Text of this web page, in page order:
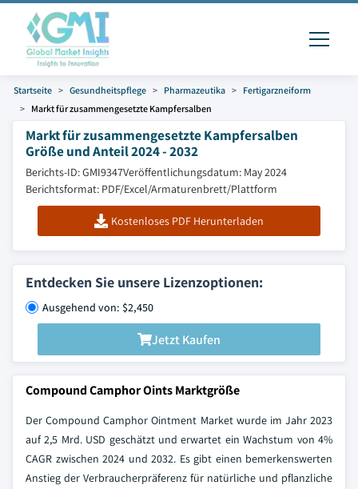
Startseite Gesundheitspflege Pharmazeutika
Fertigarzneiform
Markt für zusammengesetzte Kampfersalben
Markt für zusammengesetzte Kampfersalben
Größe und Anteil 2024 - 2032
Berichts-ID: GMI9347Veröffentlichungsdatum: May 2024
Berichtsformat: PDF/Excel/Armaturenbrett/Plattform
Kostenloses PDF Herunterladen
Entdecken Sie unsere Lizenzoptionen:
Ausgehend von: $2,450
Jetzt Kaufen
Compound Camphor Oints Marktgröße
Der Compound Camphor Ointment Market wurde im Jahr 2023
auf 2,5 Mrd. USD geschätzt und erwartet ein Wachstum von 4%
CAGR zwischen 2024 und 2032. Es gibt einen bemerkenswerten
Anstieg der Verbraucherpräferenz für natürliche und pflanzliche